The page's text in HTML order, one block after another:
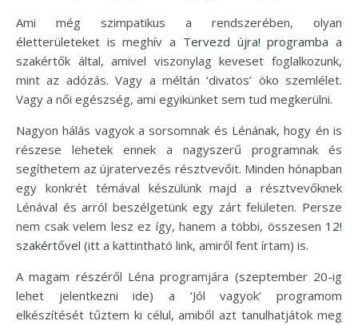
Ami még szimpatikus a rendszerében, olyan
életterületeket is meghív a Tervezd újra! programbaa
szakértők által, amivel viszonylag keveset foglalkozunk,
mint az adózás. Vagy a méltán ‘divatos’ öko szemlélet.
Vagy a női egészség, ami egyikünket sem tud megkerülni.
Nagyon hálás vagyok a sorsomnak és Lénának, hogy én is
részese lehetek ennek a nagyszerű programnak és
segíthetem az újratervezés résztvevőit. Minden hónapban
egy konkrét témával készülünk majd a résztvevőknek
Lénával és arról beszélgetünk egy zárt felületen. Persze
nem csak velem lesz ez így, hanem a többi, összesen 12!
szakértővel (itt a kattintható link, amiről fent írtam) is.
A magam részéről Léna programjára (szeptember 20-ig
lehet jelentkezni ide) a ‘Jól vagyok’ programom
elkészítését tűztem ki célul, amiből azt tanulhatjátok meg